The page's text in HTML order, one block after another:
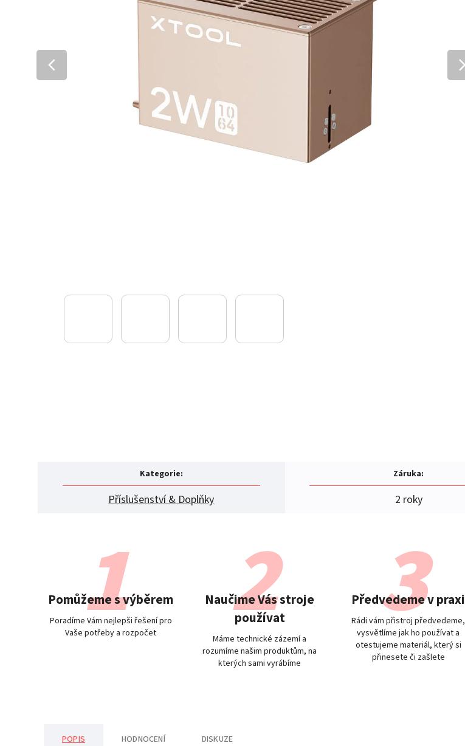
Kategorie:
Příslušenství & Doplňky
Záruka:
2 roky
Pomůžeme s výběrem
Poradíme Vám nejlepši řešení pro
Vaše potřeby a rozpočet
Naučime Vás stroje
používat
Máme technické zázemí a
rozumíme našim produktům, na
kterých sami vyrábíme
Předvedeme v praxi
Rádi vám přistroj předvedeme,
vysvětlíme jak ho používat a
otestujeme materiál, který si
přinesete či zašlete
POPIS HODNOCENÍ DISKUZE